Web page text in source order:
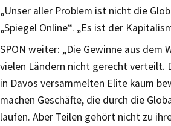
„Unser aller Problem ist nicht die
„Spiegel Online“. „Es ist der
SPON weiter: „Die Gewinne aus dem
vielen Ländern nicht gerecht verteilt.
in Davos versammelten Elite kaum
machen Geschäfte, die durch die
laufen. Aber Teilen gehört nicht zu